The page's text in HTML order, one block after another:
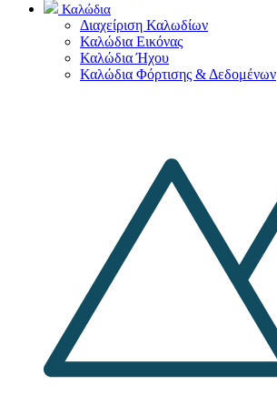
Καλώδια
Διαχείριση Καλωδίων
Καλώδια Εικόνας
Καλώδια Ήχου
Καλώδια Φόρτισης & Δεδομένων